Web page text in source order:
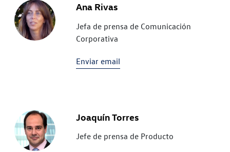
Ana Rivas
Jefa de prensa de Comunicación
Corporativa
Enviar email
Joaquín Torres
Jefe de prensa de Producto